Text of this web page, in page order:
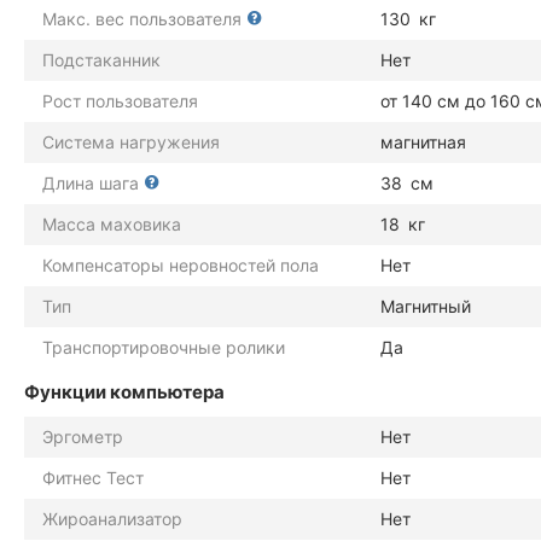
Макс. вес пользователя 130 кг
Подстаканник
Нет
Рост пользователя
от 140 см до 160
Система нагружения
магнитная
Длина шага
38 см
Масса маховика
18 кг
Компенсаторы неровностей пола
Нет
Тип
Магнитный
Транспортировочные ролики
Да
Функции компьютера
Эргометр
Нет
Фитнес Тест
Нет
Жироанализатор
Нет